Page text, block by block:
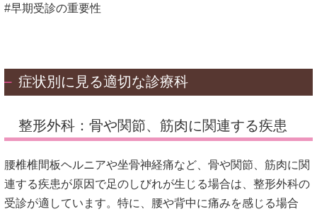
#早期受診の重要性
症状別に見る適切な診療科
整形外科：骨や関節、筋肉に関連する疾患
腰椎椎間板ヘルニアや坐骨神経痛など、骨や関節、筋肉に関
連する疾患が原因で足のしびれが生じる場合は、整形外科の
受診が適しています。 特に、腰や背中に痛みを感じる場合